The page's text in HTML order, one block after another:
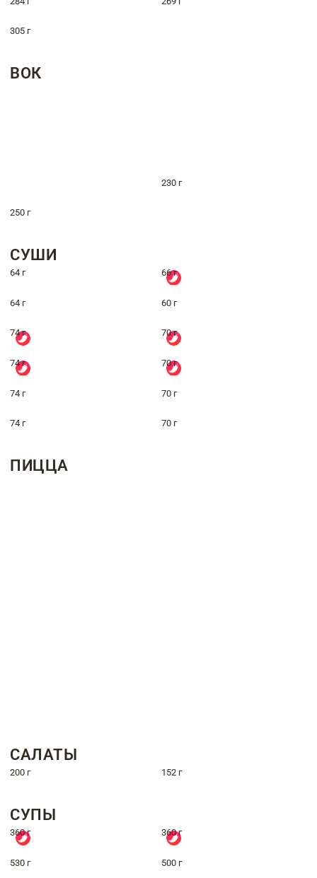
305 г
ВОК
230 г
250 г
СУШИ
64 г 66 г
64 г 60 г
74 г 70 г
74 г 70 г
74 г 70 г
74 г 70 г
ПИЦЦА
САЛАТЫ
200 г 152 г
СУПЫ
360 г 360 г
530 г 500 г